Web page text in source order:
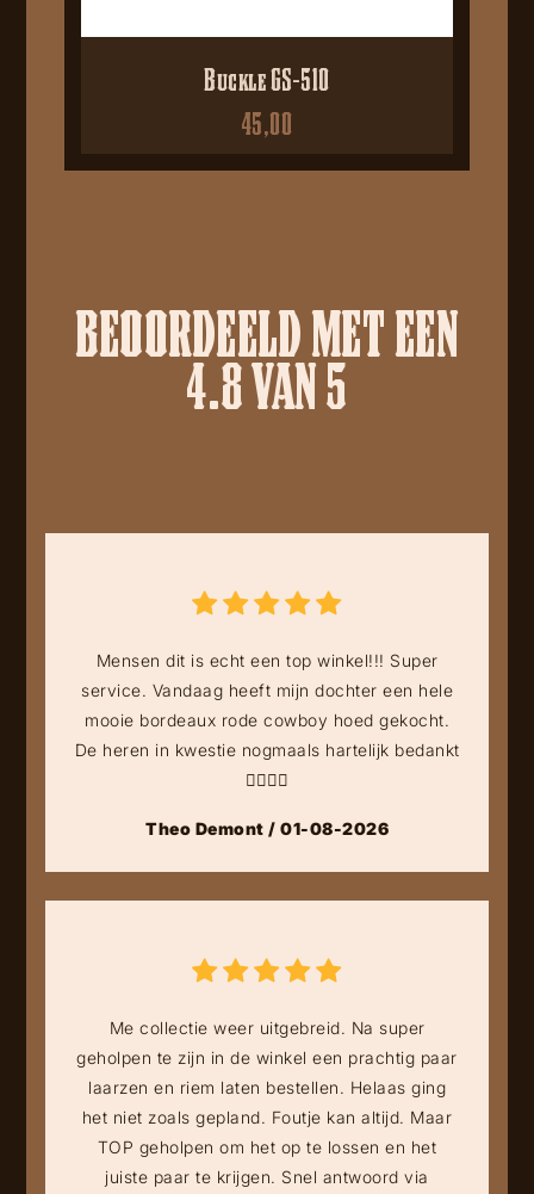
Buckle GS-510
45,00
BEOORDEELD MET EEN
4.8 VAN 5
Mensen dit is echt een top winkel!!! Super
service. Vandaag heeft mijn dochter een hele
mooie bordeaux rode cowboy hoed gekocht.
De heren in kwestie nogmaals hartelijk bedankt
👍🏻👍🏻
Theo Demont / 01-08-2026
Me collectie weer uitgebreid. Na super
geholpen te zijn in de winkel een prachtig paar
laarzen en riem laten bestellen. Helaas ging
het niet zoals gepland. Foutje kan altijd. Maar
TOP geholpen om het op te lossen en het
juiste paar te krijgen. Snel antwoord via